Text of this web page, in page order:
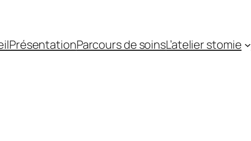
PrésentationParcours de soinsL’atelier stomie